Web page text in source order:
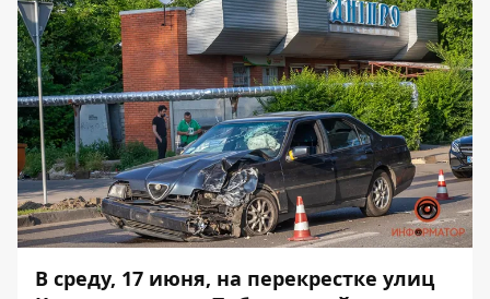
В среду, 17 июня, на перекрестке улиц